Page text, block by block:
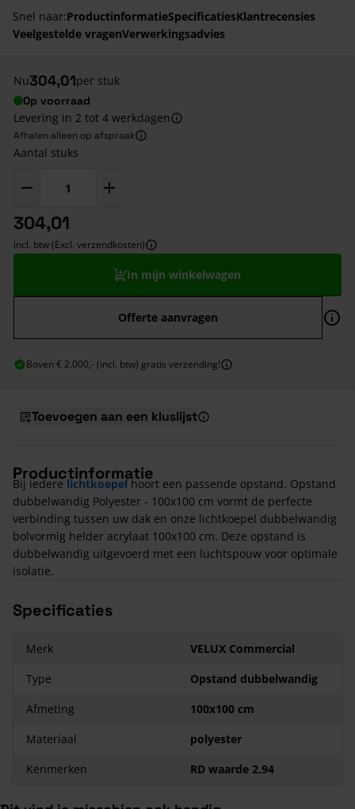
Snel naar:ProductinformatieSpecificatiesKlantrecensies
Veelgestelde vragenVerwerkingsadvies
Nu304,01per stuk
Op voorraad
Levering in 2 tot 4 werkdagen
Afhalen alleen op afspraak
Aantal stuks
304,01
incl. btw (Excl. verzendkosten)
In mijn winkelwagen
Offerte aanvragen
Boven € 2.000,- (incl. btw) gratis verzending!
Toevoegen aan een kluslijst
Productinformatie
Bij iederelichtkoepelhoort een passende opstand. Opstand
dubbelwandig Polyester - 100x100 cm vormt de perfecte
verbinding tussen uw dak en onze lichtkoepel dubbelwandig
bolvormig helder acrylaat 100x100 cm. Deze opstand is
dubbelwandig uitgevoerd met een luchtspouw voor optimale
isolatie.
Specificaties
Merk
VELUX Commercial
Type
Opstand dubbelwandig
Afmeting
100x100 cm
Materiaal
polyester
Kenmerken
RD waarde 2.94